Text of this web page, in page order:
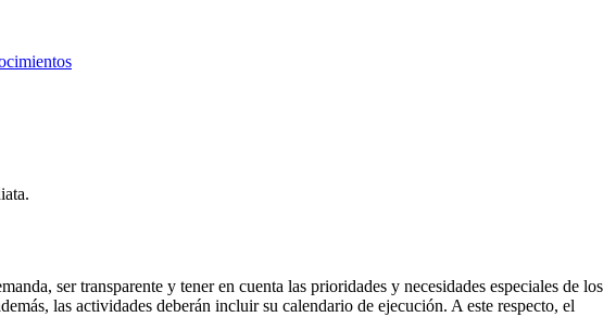
ser transparente y tener en cuenta las prioridades y necesidades especiales de los
las actividades deberán incluir su calendario de ejecución. A este respecto, el